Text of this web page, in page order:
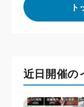
ト
近日開催の